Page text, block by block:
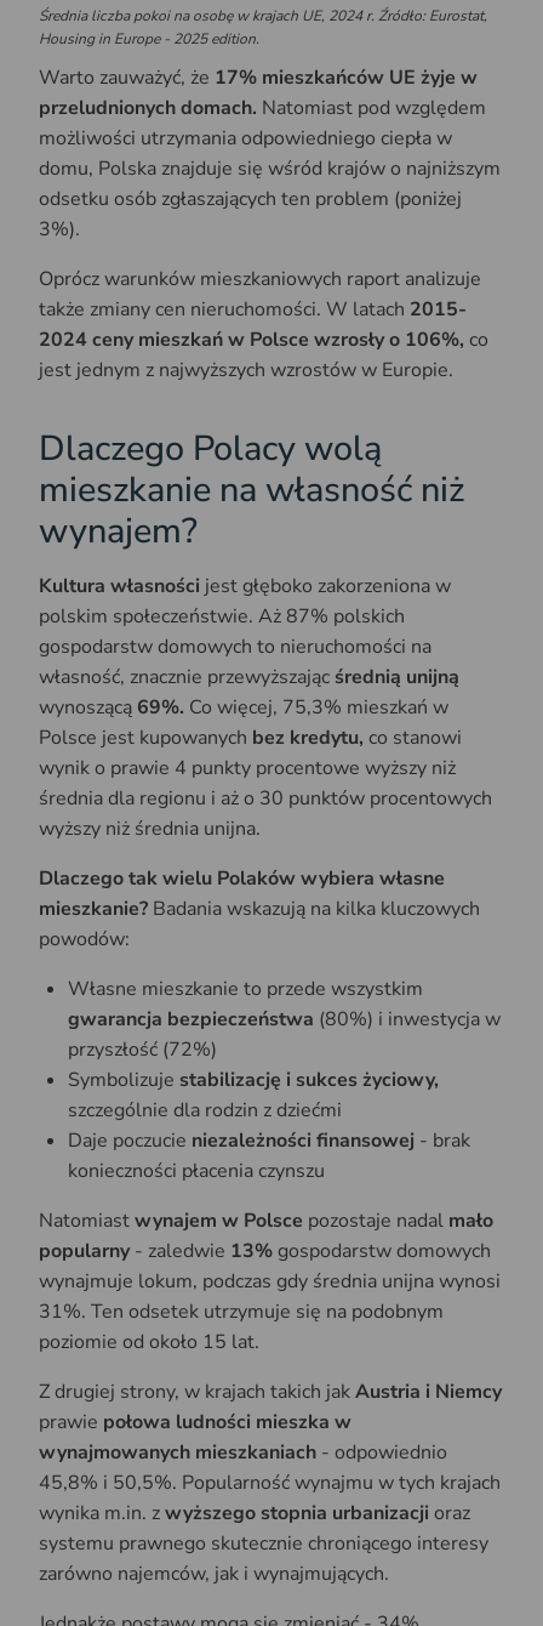
Średnia liczba pokoi na osobę w krajach UE, 2024 r. Źródło: Eurostat,
Housing in Europe - 2025 edition.
Warto zauważyć, że 17% mieszkańców UE żyje w
przeludnionych domach. Natomiast pod względem
możliwości utrzymania odpowiedniego ciepła w
domu, Polska znajduje się wśród krajów o najniższym
odsetku osób zgłaszających ten problem (poniżej
3%).
Oprócz warunków mieszkaniowych raport analizuje
także zmiany cen nieruchomości. W latach 2015-
2024 ceny mieszkań w Polsce wzrosły o 106%, co
jest jednym z najwyższych wzrostów w Europie.
Dlaczego Polacy wolą
mieszkanie na własność niż
wynajem?
Kultura własności jest głęboko zakorzeniona w
polskim społeczeństwie. Aż 87% polskich
gospodarstw domowych to nieruchomości na
własność, znacznie przewyższając średnią unijną
wynoszącą 69%. Co więcej, 75,3% mieszkań w
Polsce jest kupowanych bez kredytu, co stanowi
wynik o prawie 4 punkty procentowe wyższy niż
średnia dla regionu i aż o 30 punktów procentowych
wyższy niż średnia unijna.
Dlaczego tak wielu Polaków wybiera własne
mieszkanie? Badania wskazują na kilka kluczowych
powodów:
Własne mieszkanie to przede wszystkim
gwarancja bezpieczeństwa (80%) i inwestycja w
przyszłość (72%)
Symbolizuje stabilizację i sukces życiowy,
szczególnie dla rodzin z dziećmi
Daje poczucie niezależności finansowej - brak
konieczności płacenia czynszu
Natomiastwynajem w Polsce pozostaje nadal mało
popularny- zaledwie 13%gospodarstw domowych
wynajmuje lokum, podczas gdy średnia unijna wynosi
31%. Ten odsetek utrzymuje się na podobnym
poziomie od około 15 lat.
Z drugiej strony, w krajach takich jakAustria i Niemcy
prawie połowa ludności mieszka w
wynajmowanych mieszkaniach - odpowiednio
45,8% i 50,5%. Popularność wynajmu w tych krajach
wynika m.in. zwyższego stopnia urbanizacji oraz
systemu prawnego skutecznie chroniącego interesy
zarówno najemców, jak i wynajmujących.